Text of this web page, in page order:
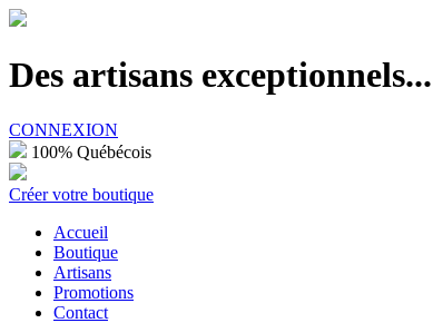
Des artisans
CONNEXION
100% Québécois
Créer votre boutique
Accueil
Boutique
Artisans
Promotions
Contact